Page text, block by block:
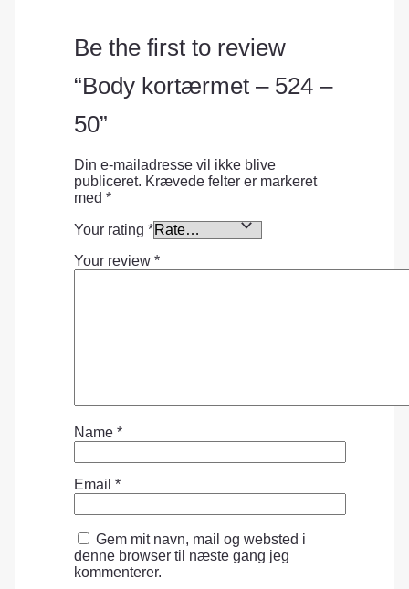
Be the first to review
“Body kortærmet – 524 –
50”
Din e-mailadresse vil ikke blive
publiceret. Krævede felter er markeret
med *
Your rating *
Your review *
Name *
Email *
Gem mit navn, mail og websted i
denne browser til næste gang jeg
kommenterer.